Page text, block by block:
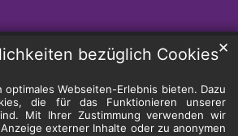
bezüglich Cookies
Webseiten-Erlebnis bieten. Dazu
die für das Funktionieren unserer
Mit Ihrer Zustimmung verwenden wir
externer Inhalte oder zu anonymen
✕